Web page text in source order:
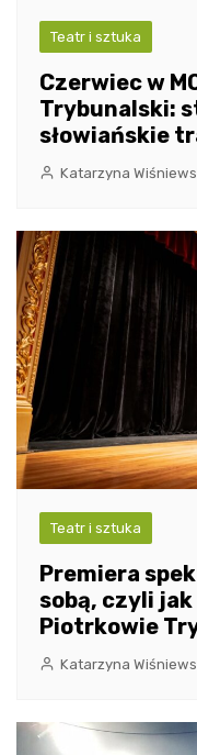
Teatr i sztuka
Czerwiec w
Trybunalski:
słowiańskie
Katarzyna
Teatr i sztuka
Premiera
sobą, czyli
Piotrkowie
Katarzyna